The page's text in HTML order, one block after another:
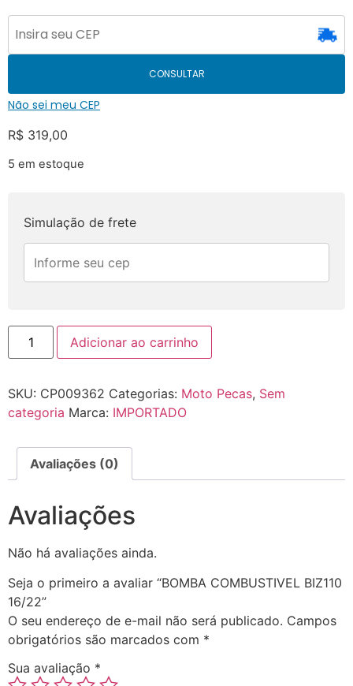
CONSULTAR
Não sei meu CEP
R$ 319,00
5 em estoque
Simulação de frete
Adicionar ao carrinho
SKU: CP009362 Categorias: Moto Pecas, Sem
categoria Marca: IMPORTADO
Avaliações (0)
Avaliações
Não há avaliações ainda.
Seja o primeiro a avaliar “BOMBA COMBUSTIVEL BIZ110
16/22”
O seu endereço de e-mail não será publicado. Campos
obrigatórios são marcados com *
Sua avaliação *